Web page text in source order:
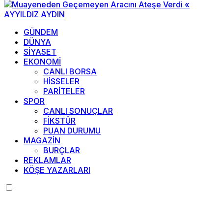
GÜNDEM
DÜNYA
SİYASET
EKONOMİ
CANLI BORSA
HİSSELER
PARİTELER
SPOR
CANLI SONUÇLAR
FİKSTÜR
PUAN DURUMU
MAGAZİN
BURÇLAR
REKLAMLAR
KÖŞE YAZARLARI